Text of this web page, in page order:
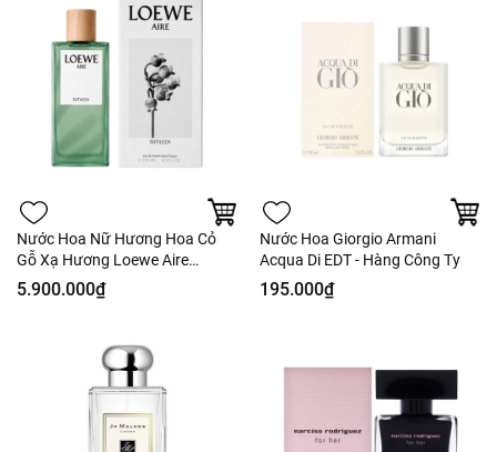
Nước Hoa Nữ Hương Hoa Cỏ
Gỗ Xạ Hương Loewe Aire
Sutileza EDT 125ml - Fullbox -
5.900.000₫
Nước Hoa Giorgio Armani
Acqua Di EDT - Hàng Công Ty
195.000₫